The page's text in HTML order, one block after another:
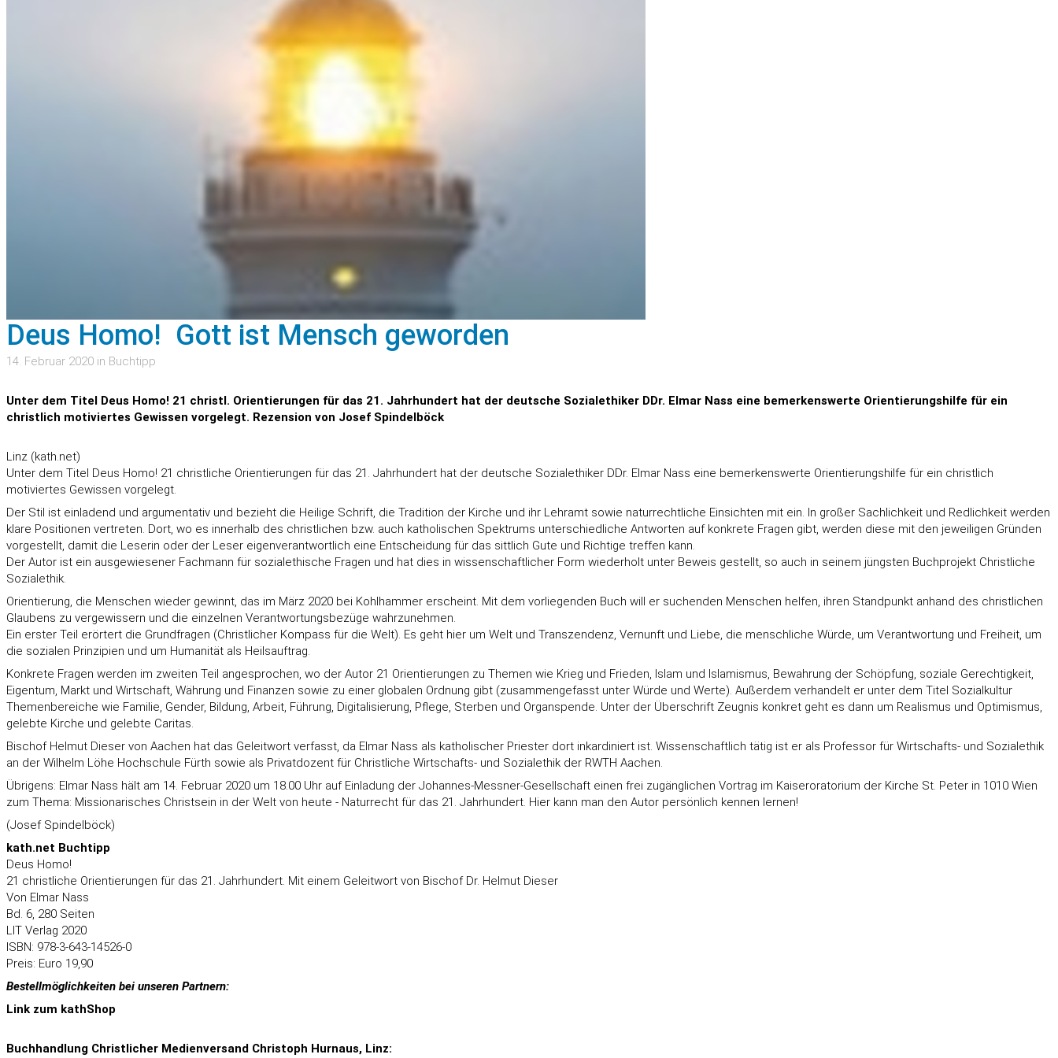
Deus Homo!  Gott ist Mensch geworden
14. Februar 2020 in Buchtipp
Unter dem Titel Deus Homo! 21 christl. Orientierungen für das 21. Jahrhundert hat der deutsche Sozialethiker DDr. Elmar Nass eine bemerkenswerte Orientierungshilfe für ein
christlich motiviertes Gewissen vorgelegt. Rezension von Josef Spindelböck
Linz (kath.net)
Unter dem Titel Deus Homo! 21 christliche Orientierungen für das 21. Jahrhundert hat der deutsche Sozialethiker DDr. Elmar Nass eine bemerkenswerte Orientierungshilfe für ein christlich
motiviertes Gewissen vorgelegt.
Der Stil ist einladend und argumentativ und bezieht die Heilige Schrift, die Tradition der Kirche und ihr Lehramt sowie naturrechtliche Einsichten mit ein. In großer Sachlichkeit und Redlichkeit werden
klare Positionen vertreten. Dort, wo es innerhalb des christlichen bzw. auch katholischen Spektrums unterschiedliche Antworten auf konkrete Fragen gibt, werden diese mit den jeweiligen Gründen
vorgestellt, damit die Leserin oder der Leser eigenverantwortlich eine Entscheidung für das sittlich Gute und Richtige treffen kann.
Der Autor ist ein ausgewiesener Fachmann für sozialethische Fragen und hat dies in wissenschaftlicher Form wiederholt unter Beweis gestellt, so auch in seinem jüngsten Buchprojekt Christliche
Sozialethik.
Orientierung, die Menschen wieder gewinnt, das im März 2020 bei Kohlhammer erscheint. Mit dem vorliegenden Buch will er suchenden Menschen helfen, ihren Standpunkt anhand des christlichen
Glaubens zu vergewissern und die einzelnen Verantwortungsbezüge wahrzunehmen.
Ein erster Teil erörtert die Grundfragen (Christlicher Kompass für die Welt). Es geht hier um Welt und Transzendenz, Vernunft und Liebe, die menschliche Würde, um Verantwortung und Freiheit, um
die sozialen Prinzipien und um Humanität als Heilsauftrag.
Konkrete Fragen werden im zweiten Teil angesprochen, wo der Autor 21 Orientierungen zu Themen wie Krieg und Frieden, Islam und Islamismus, Bewahrung der Schöpfung, soziale Gerechtigkeit,
Eigentum, Markt und Wirtschaft, Währung und Finanzen sowie zu einer globalen Ordnung gibt (zusammengefasst unter Würde und Werte). Außerdem verhandelt er unter dem Titel Sozialkultur
Themenbereiche wie Familie, Gender, Bildung, Arbeit, Führung, Digitalisierung, Pflege, Sterben und Organspende. Unter der Überschrift Zeugnis konkret geht es dann um Realismus und Optimismus,
gelebte Kirche und gelebte Caritas.
Bischof Helmut Dieser von Aachen hat das Geleitwort verfasst, da Elmar Nass als katholischer Priester dort inkardiniert ist. Wissenschaftlich tätig ist er als Professor für Wirtschafts- und Sozialethik
an der Wilhelm Löhe Hochschule Fürth sowie als Privatdozent für Christliche Wirtschafts- und Sozialethik der RWTH Aachen.
Übrigens: Elmar Nass hält am 14. Februar 2020 um 18.00 Uhr auf Einladung der Johannes-Messner-Gesellschaft einen frei zugänglichen Vortrag im Kaiseroratorium der Kirche St. Peter in 1010 Wien
zum Thema: Missionarisches Christsein in der Welt von heute - Naturrecht für das 21. Jahrhundert. Hier kann man den Autor persönlich kennen lernen!
(Josef Spindelböck)
kath.net Buchtipp
Deus Homo!
21 christliche Orientierungen für das 21. Jahrhundert. Mit einem Geleitwort von Bischof Dr. Helmut Dieser
Von Elmar Nass
Bd. 6, 280 Seiten
LIT Verlag 2020
ISBN: 978-3-643-14526-0
Preis: Euro 19,90
Bestellmöglichkeiten bei unseren Partnern:
Link zum kathShop
Buchhandlung Christlicher Medienversand Christoph Hurnaus, Linz: